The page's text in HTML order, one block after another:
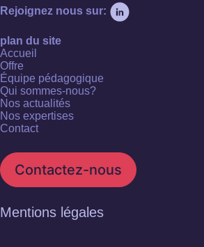
Rejoignez nous sur:
plan du site
Accueil
Offre
Équipe pédagogique
Qui sommes-nous?
Nos actualités
Nos expertises
Contact
Contactez-nous
Mentions légales